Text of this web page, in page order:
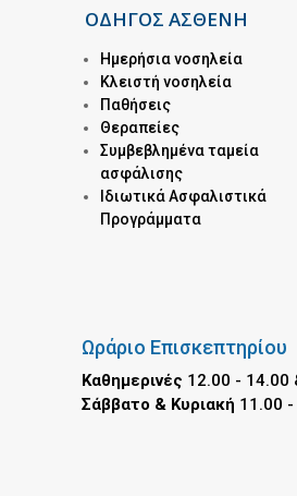
ΟΔΗΓΟΣ ΑΣΘΕΝΗ
Ημερήσια νοσηλεία
Kλειστή νοσηλεία
Παθήσεις
Θεραπείες
Συμβεβλημένα ταμεία
ασφάλισης
Ιδιωτικά Ασφαλιστικά
Προγράμματα
Ωράριο Επισκεπτηρίου
Καθημερινές 12.00 - 14.00
Σάββατο & Κυριακή 11.00